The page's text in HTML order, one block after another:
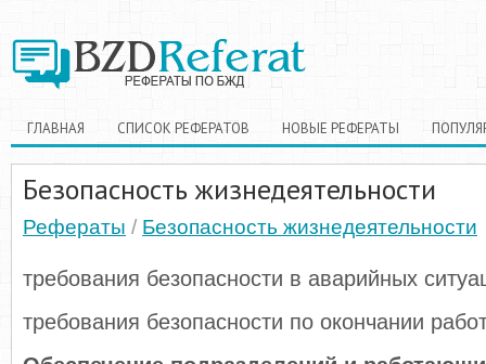
ГЛАВНАЯ СПИСОК РЕФЕРАТОВ НОВЫЕ РЕФЕРАТЫ
Безопасность жизнедеятельности
Рефераты / Безопасность жизнедеятельности
требования безопасности в аварийных
требования безопасности по окончании